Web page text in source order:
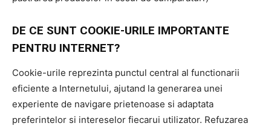
DE CE SUNT COOKIE-URILE IMPORTANTE
PENTRU INTERNET?
Cookie-urile reprezinta punctul central al functionarii
eficiente a Internetului, ajutand la generarea unei
experiente de navigare prietenoase si adaptata
preferintelor si intereselor fiecarui utilizator. Refuzarea